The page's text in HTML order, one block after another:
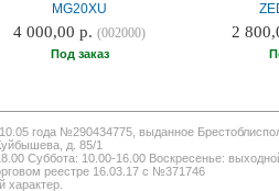
MG20XU
4 000,00 р.(002000)
Под заказ
2
года №290434775, выданное
д. 85/1
Суббота: 10.00-16.00 Воскресенье:
реестре 16.03.17 с №371746
характер.